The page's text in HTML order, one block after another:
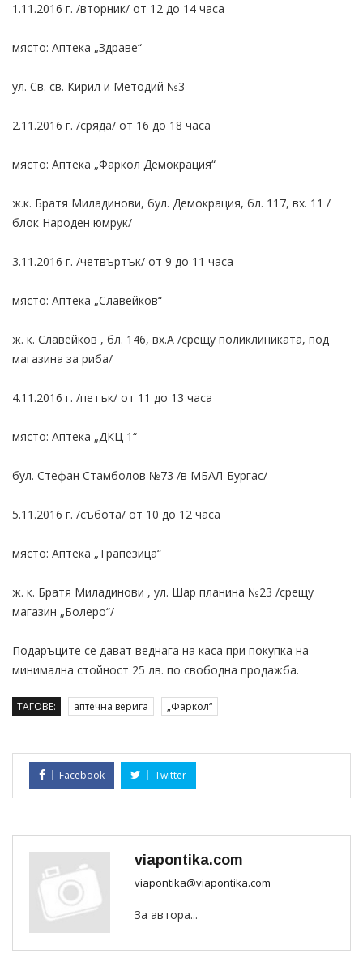
1.11.2016 г. /вторник/ от 12 до 14 часа
място: Аптека „Здраве“
ул. Св. св. Кирил и Методий №3
2.11.2016 г. /сряда/ от 16 до 18 часа
място: Аптека „Фаркол Демокрация“
ж.к. Братя Миладинови, бул. Демокрация, бл. 117, вх. 11 /
блок Народен юмрук/
3.11.2016 г. /четвъртък/ от 9 до 11 часа
място: Аптека „Славейков“
ж. к. Славейков , бл. 146, вх.А /срещу поликлиниката, под
магазина за риба/
4.11.2016 г. /петък/ от 11 до 13 часа
място: Аптека „ДКЦ 1“
бул. Стефан Стамболов №73 /в МБАЛ-Бургас/
5.11.2016 г. /събота/ от 10 до 12 часа
място: Аптека „Трапезица“
ж. к. Братя Миладинови , ул. Шар планина №23 /срещу
магазин „Болеро“/
Подаръците се дават веднага на каса при покупка на
минимална стойност 25 лв. по свободна продажба.
ТАГОВЕ: аптечна верига „Фаркол“
Facebook Twitter
viapontika.com
viapontika@viapontika.com
За автора...